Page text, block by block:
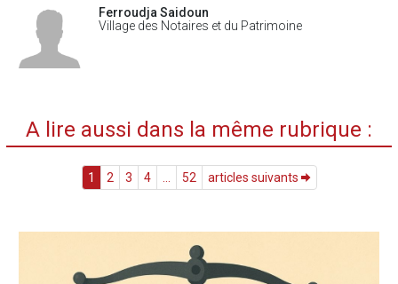
Ferroudja Saidoun
Village des Notaires et du Patrimoine
A lire aussi dans la même rubrique :
1 2 3 4 52 articles suivants